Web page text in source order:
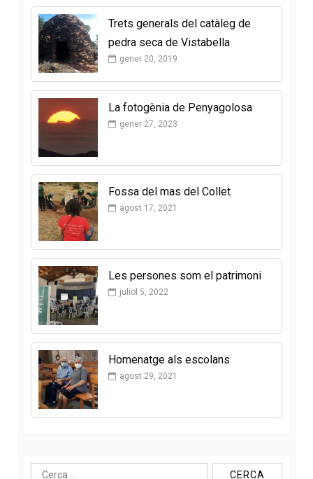
Trets generals del catàleg de
pedra seca de Vistabella
gener 20, 2019
La fotogènia de Penyagolosa
gener 27, 2023
Fossa del mas del Collet
agost 17, 2021
Les persones som el patrimoni
juliol 5, 2022
Homenatge als escolans
agost 29, 2021
Cerca: